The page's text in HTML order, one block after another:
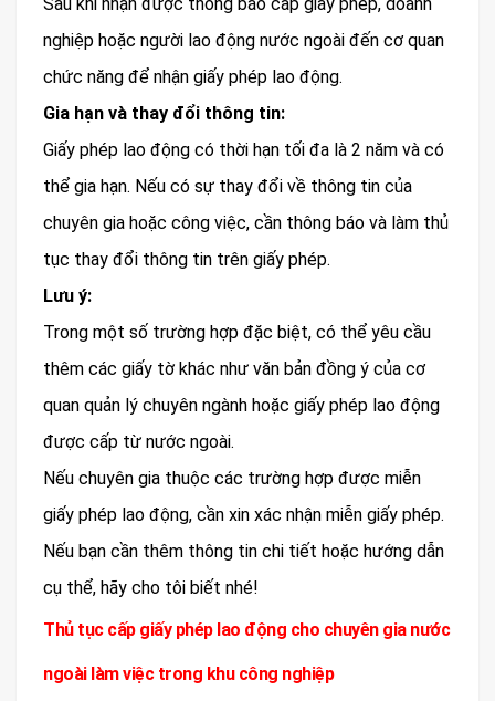
nghiệp hoặc người lao động nước ngoài đến cơ quan
chức năng để nhận giấy phép lao động.
Gia hạn và thay đổi thông tin:
Giấy phép lao động có thời hạn tối đa là 2 năm và có
thể gia hạn. Nếu có sự thay đổi về thông tin của
chuyên gia hoặc công việc, cần thông báo và làm thủ
tục thay đổi thông tin trên giấy phép.
Lưu ý:
Trong một số trường hợp đặc biệt, có thể yêu cầu
thêm các giấy tờ khác như văn bản đồng ý của cơ
quan quản lý chuyên ngành hoặc giấy phép lao động
được cấp từ nước ngoài.
Nếu chuyên gia thuộc các trường hợp được miễn
giấy phép lao động, cần xin xác nhận miễn giấy phép.
Nếu bạn cần thêm thông tin chi tiết hoặc hướng dẫn
cụ thể, hãy cho tôi biết nhé!
Thủ tục cấp giấy phép lao động cho chuyên gia nước
ngoài làm việc trong khu công nghiệp